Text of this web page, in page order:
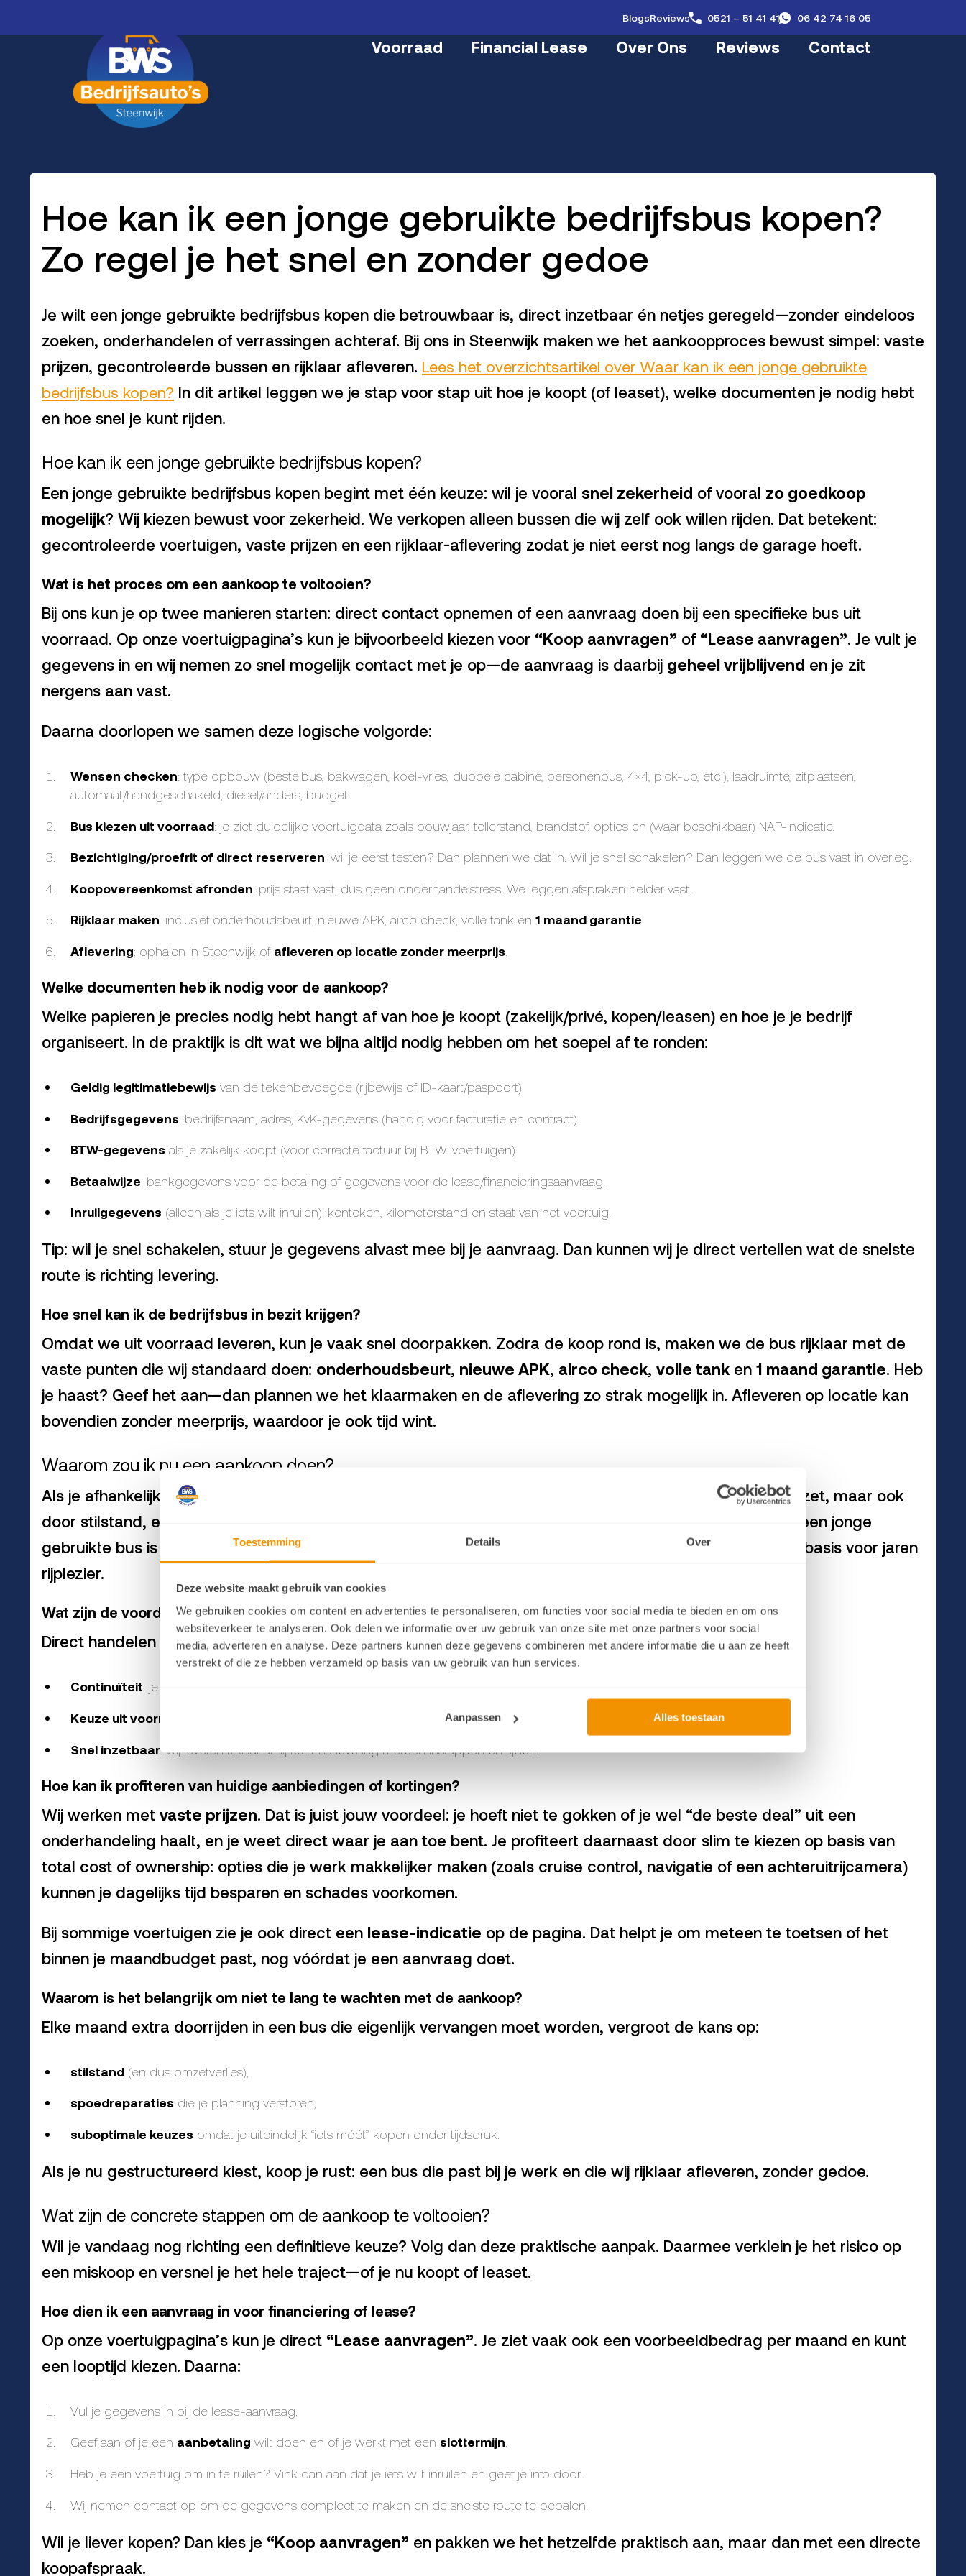
Toestemming Details Over
Deze website maakt gebruik van cookies
We gebruiken cookies om content en advertenties te personaliseren, om functies voor social media te bieden en om ons
websiteverkeer te analyseren. Ook delen we informatie over uw gebruik van onze site met onze partners voor social
media, adverteren en analyse. Deze partners kunnen deze gegevens combineren met andere informatie die u aan ze heeft
verstrekt of die ze hebben verzameld op basis van uw gebruik van hun services.
Aanpassen Alles toestaan
BlogsReviews 0521 – 51 41 41 06 42 74 16 05
Voorraad Financial Lease Over Ons Reviews Contact
Hoe kan ik een jonge gebruikte bedrijfsbus kopen?
Zo regel je het snel en zonder gedoe
Je wilt een jonge gebruikte bedrijfsbus kopen die betrouwbaar is, direct inzetbaar én netjes geregeld—zonder eindeloos
zoeken, onderhandelen of verrassingen achteraf. Bij ons in Steenwijk maken we het aankoopproces bewust simpel: vaste
prijzen, gecontroleerde bussen en rijklaar afleveren. Lees het overzichtsartikel over Waar kan ik een jonge gebruikte
bedrijfsbus kopen? In dit artikel leggen we je stap voor stap uit hoe je koopt (of leaset), welke documenten je nodig hebt
en hoe snel je kunt rijden.
Hoe kan ik een jonge gebruikte bedrijfsbus kopen?
Een jonge gebruikte bedrijfsbus kopen begint met één keuze: wil je vooral snel zekerheid of vooral zo goedkoop
mogelijk? Wij kiezen bewust voor zekerheid. We verkopen alleen bussen die wij zelf ook willen rijden. Dat betekent:
gecontroleerde voertuigen, vaste prijzen en een rijklaar-aflevering zodat je niet eerst nog langs de garage hoeft.
Wat is het proces om een aankoop te voltooien?
Bij ons kun je op twee manieren starten: direct contact opnemen of een aanvraag doen bij een specifieke bus uit
voorraad. Op onze voertuigpagina’s kun je bijvoorbeeld kiezen voor “Koop aanvragen” of “Lease aanvragen”. Je vult je
gegevens in en wij nemen zo snel mogelijk contact met je op—de aanvraag is daarbij geheel vrijblijvend en je zit
nergens aan vast.
Daarna doorlopen we samen deze logische volgorde:
Wensen checken: type opbouw (bestelbus, bakwagen, koel-vries, dubbele cabine, personenbus, 4×4, pick-up, etc.), laadruimte, zitplaatsen,
automaat/handgeschakeld, diesel/anders, budget.
Bus kiezen uit voorraad: je ziet duidelijke voertuigdata zoals bouwjaar, tellerstand, brandstof, opties en (waar beschikbaar) NAP-indicatie.
Bezichtiging/proefrit of direct reserveren: wil je eerst testen? Dan plannen we dat in. Wil je snel schakelen? Dan leggen we de bus vast in overleg.
Koopovereenkomst afronden: prijs staat vast, dus geen onderhandelstress. We leggen afspraken helder vast.
Rijklaar maken: inclusief onderhoudsbeurt, nieuwe APK, airco check, volle tank en 1 maand garantie
Aflevering: ophalen in Steenwijk of afleveren op locatie zonder meerprijs
Welke documenten heb ik nodig voor de aankoop?
Welke papieren je precies nodig hebt hangt af van hoe je koopt (zakelijk/privé, kopen/leasen) en hoe je je bedrijf
organiseert. In de praktijk is dit wat we bijna altijd nodig hebben om het soepel af te ronden:
Geldig legitimatiebewijs van de tekenbevoegde (rijbewijs of ID-kaart/paspoort).
Bedrijfsgegevens: bedrijfsnaam, adres, KvK-gegevens (handig voor facturatie en contract).
BTW-gegevens als je zakelijk koopt (voor correcte factuur bij BTW-voertuigen).
Betaalwijze: bankgegevens voor de betaling of gegevens voor de lease/financieringsaanvraag.
Inruilgegevens (alleen als je iets wilt inruilen): kenteken, kilometerstand en staat van het voertuig.
Tip: wil je snel schakelen, stuur je gegevens alvast mee bij je aanvraag. Dan kunnen wij je direct vertellen wat de snelste
route is richting levering.
Hoe snel kan ik de bedrijfsbus in bezit krijgen?
Omdat we uit voorraad leveren, kun je vaak snel doorpakken. Zodra de koop rond is, maken we de bus rijklaar met de
vaste punten die wij standaard doen: onderhoudsbeurt, nieuwe APK, airco check, volle tank en 1 maand garantie. Heb
je haast? Geef het aan—dan plannen we het klaarmaken en de aflevering zo strak mogelijk in. Afleveren op locatie kan
bovendien zonder meerprijs, waardoor je ook tijd wint.
Waarom zou ik nu een aankoop doen?
Als je afhankelijk bent van je bus, is wachten vaak duurder dan je denkt. Niet alleen door misgelopen omzet, maar ook
door stilstand, extra onderhoud en de stress van “nog even doorrijden” met iets dat eigenlijk op is. Juist een jonge
gebruikte bus is aantrekkelijk als jesneller wilt rijden
dan met nieuw, maar wel met een gecontroleerde basis voor jaren
rijplezier.
Wat zijn de voordelen van direct handelen?
Direct handelen geeft je vooral drie voordelen:
Continuïteit: je voorkomt dat klussen of leveringen onder druk komen te staan door pech of onverwachte reparaties.
Keuze uit voorraad
: jong gebruikte bussen in goede staat zijn populair. Wacht je te lang, dan is “die ene” vaak weg.
Snel inzetbaar: wij leveren rijklaar af. Jij kunt na levering meteen instappen en rijden.
Hoe kan ik profiteren van huidige aanbiedingen of kortingen?
Wij werken met vaste prijzen. Dat is juist jouw voordeel: je hoeft niet te gokken of je wel “de beste deal” uit een
onderhandeling haalt, en je weet direct waar je aan toe bent. Je profiteert daarnaast door slim te kiezen op basis van
total cost of ownership: opties die je werk makkelijker maken (zoals cruise control, navigatie of een achteruitrijcamera)
kunnen je dagelijks tijd besparen en schades voorkomen.
Bij sommige voertuigen zie je ook direct een lease-indicatie op de pagina. Dat helpt je om meteen te toetsen of het
binnen je maandbudget past, nog vóórdat je een aanvraag doet.
Waarom is het belangrijk om niet te lang te wachten met de aankoop?
Elke maand extra doorrijden in een bus die eigenlijk vervangen moet worden, vergroot de kans op:
stilstand (en dus omzetverlies),
spoedreparaties die je planning verstoren,
suboptimale keuzes omdat je uiteindelijk “iets móét” kopen onder tijdsdruk.
Als je nu gestructureerd kiest, koop je rust: een bus die past bij je werk en die wij rijklaar afleveren, zonder gedoe.
Wat zijn de concrete stappen om de aankoop te voltooien?
Wil je vandaag nog richting een definitieve keuze? Volg dan deze praktische aanpak. Daarmee verklein je het risico op
een miskoop en versnel je het hele traject—of je nu koopt of leaset.
Hoe dien ik een aanvraag in voor financiering of lease?
Op onze voertuigpagina’s kun je direct “Lease aanvragen”. Je ziet vaak ook een voorbeeldbedrag per maand en kunt
een looptijd kiezen. Daarna:
Vul je gegevens in bij de lease-aanvraag.
Geef aan of je een aanbetaling wilt doen en of je werkt met een slottermijn
Heb je een voertuig om in te ruilen? Vink dan aan dat je iets wilt inruilen en geef je info door.
Wij nemen contact op om de gegevens compleet te maken en de snelste route te bepalen.
Wil je liever kopen? Dan kies je “Koop aanvragen” en pakken we het hetzelfde praktisch aan, maar dan met een directe
koopafspraak.